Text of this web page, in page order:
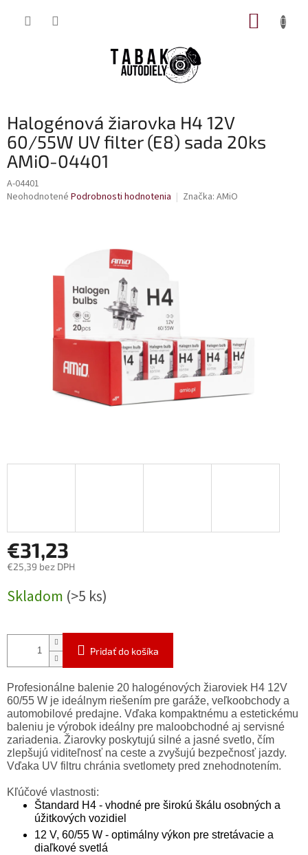
Halogénová žiarovka H4 12V
60/55W UV filter (E8) sada 20ks
AMiO-04401
A-04401
Priemerné
Neohodnotené Podrobnosti hodnotenia Značka: AMiO
€31,23
€25,39 bez DPH
cena:
Skladom (>5 ks)
Pridať do košíka
Profesionálne balenie 20 halogénových žiaroviek H4 12V
60/55 W je ideálnym riešením pre garáže, veľkoobchody a
automobilové predajne. Vďaka kompaktnému a estetickému
baleniu je výrobok ideálny pre maloobchodné aj servisné
zariadenia. Žiarovky poskytujú silné a jasné svetlo, čím
zlepšujú viditeľnosť na ceste a zvyšujú bezpečnosť jazdy.
Vďaka UV filtru chránia svetlomety pred znehodnotením.
Kľúčové vlastnosti:
Štandard H4 - vhodné pre širokú škálu osobných a
úžitkových vozidiel
12 V, 60/55 W - optimálny výkon pre stretávacie a
diaľkové svetlá